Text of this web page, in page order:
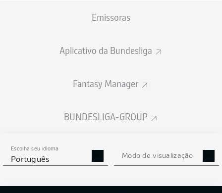
Emissoras
Aplicativo da Bundesliga
Fantasy Manager
BUNDESLIGA-GROUP
Escolha seu idioma
Português Modo de visualização
ESTATÍSTICAS DA
TEMPORADA 2025/2026
GOLS CONTRA